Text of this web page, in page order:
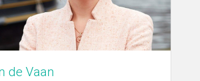
de Vaan